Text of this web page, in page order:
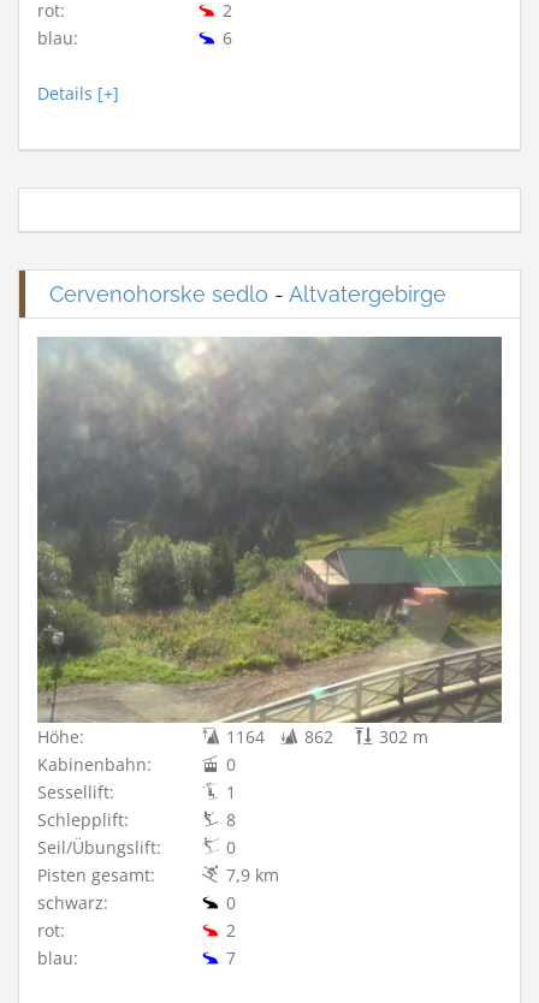
rot:
2
blau:
6
Details [+]
Cervenohorske sedlo - Altvatergebirge
Höhe: 1164 862
302 m
Kabinenbahn:
0
Sessellift:
1
Schlepplift:
8
Seil/Übungslift:
0
Pisten gesamt:
7,9 km
schwarz:
0
rot:
2
blau:
7